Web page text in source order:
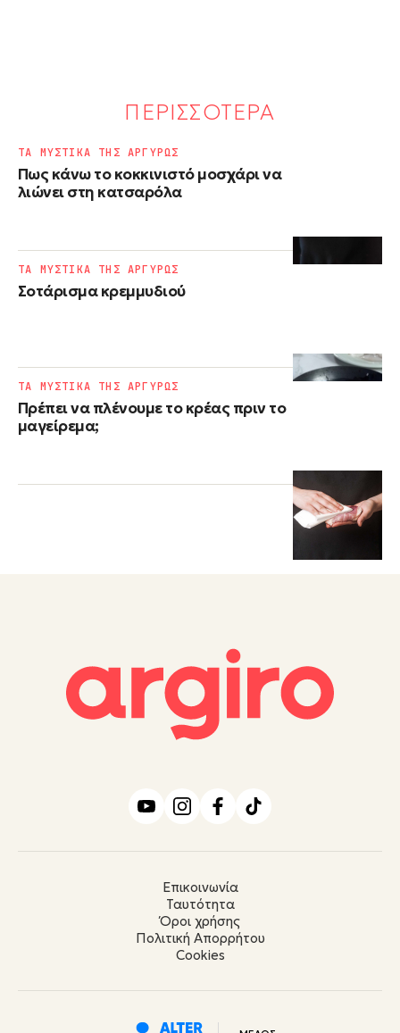
ΠΕΡΙΣΣΟΤΕΡΑ
Πως κάνω το κοκκινιστό μοσχάρι να
λιώνει στη κατσαρόλα
ΤΑ ΜΥΣΤΙΚΑ ΤΗΣ ΑΡΓΥΡΩΣ
Σοτάρισμα κρεμμυδιού
ΤΑ ΜΥΣΤΙΚΑ ΤΗΣ ΑΡΓΥΡΩΣ
Πρέπει να πλένουμε το κρέας πριν το
μαγείρεμα;
ΤΑ ΜΥΣΤΙΚΑ ΤΗΣ ΑΡΓΥΡΩΣ
Επικοινωνία
Ταυτότητα
Όροι χρήσης
Πολιτική Απορρήτου
Cookies